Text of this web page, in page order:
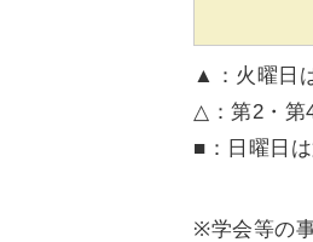
▲：火曜日
△：第2・第
■：日曜日
学会等の